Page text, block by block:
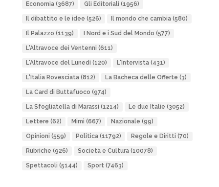
Economia(3687) Gli Editoriali (1956)
Il dibattito e le idee (526) Il mondo che cambia(580)
Il Palazzo (1139) I Nord e i Sud del Mondo (577)
L'Altravoce dei Ventenni (611)
L'Altravoce del Lunedì (120) L'Intervista(431)
L'Italia Rovesciata(812) La Bacheca delle Offerte (3)
La Card di Buttafuoco (974)
La Sfogliatella di Marassi (1214) Le due Italie (3052)
Lettere (62) Mimì (667) Nazionale (99)
Opinioni (559) Politica(11792) Regole e Diritti (70)
Rubriche (926) Società e Cultura(10078)
Spettacoli (5144) Sport(7463)